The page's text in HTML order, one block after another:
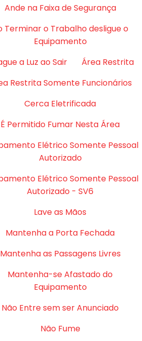
Ande na Faixa de Segurança
Terminar o Trabalho desligue o
Equipamento
a Luz ao Sair
Área Restrita
Restrita Somente Funcionários
Cerca Eletrificada
É Permitido Fumar Nesta Área
Elétrico Somente Pessoal
Autorizado
Elétrico Somente Pessoal
Autorizado - SV6
Lave as Mãos
Mantenha a Porta Fechada
Mantenha as Passagens Livres
Mantenha-se Afastado do
Equipamento
Não Entre sem ser Anunciado
Não Fume